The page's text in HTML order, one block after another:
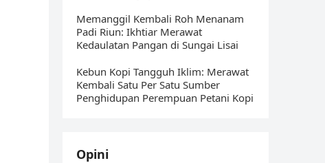
Memanggil Kembali Roh Menanam
Padi Riun: Ikhtiar Merawat
Kedaulatan Pangan di Sungai Lisai
Kebun Kopi Tangguh Iklim: Merawat
Kembali Satu Per Satu Sumber
Penghidupan Perempuan Petani Kopi
Opini